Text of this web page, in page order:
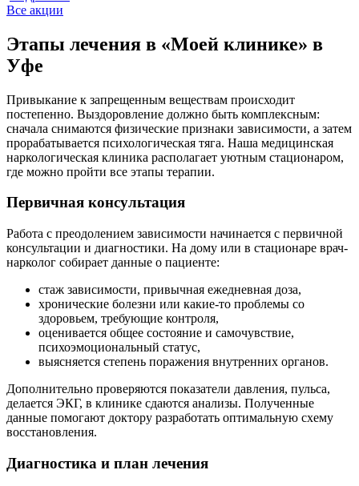
Все акции
Этапы лечения в «Моей клинике» в
Уфе
Привыкание к запрещенным веществам происходит
постепенно. Выздоровление должно быть комплексным:
сначала снимаются физические признаки зависимости, а затем
прорабатывается психологическая тяга. Наша медицинская
наркологическая клиника располагает уютным стационаром,
где можно пройти все этапы терапии.
Первичная консультация
Работа с преодолением зависимости начинается с первичной
консультации и диагностики. На дому или в стационаре врач-
нарколог собирает данные о пациенте:
стаж зависимости, привычная ежедневная доза,
хронические болезни или какие-то проблемы со
здоровьем, требующие контроля,
оценивается общее состояние и самочувствие,
психоэмоциональный статус,
выясняется степень поражения внутренних органов.
Дополнительно проверяются показатели давления, пульса,
делается ЭКГ, в клинике сдаются анализы. Полученные
данные помогают доктору разработать оптимальную схему
восстановления.
Диагностика и план лечения